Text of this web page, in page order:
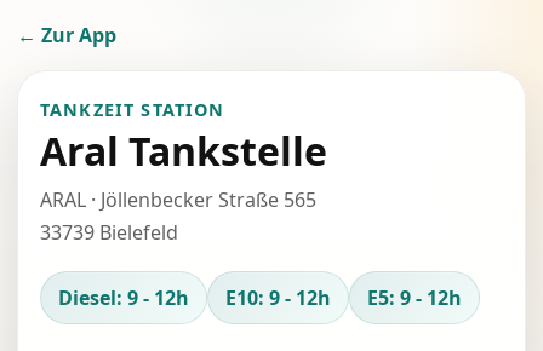
← Zur App
TANKZEIT STATION
Aral Tankstelle
ARAL · Jöllenbecker Straße 565
33739 Bielefeld
Diesel: 9 - 12h E10: 9 - 12h E5: 9 - 12h